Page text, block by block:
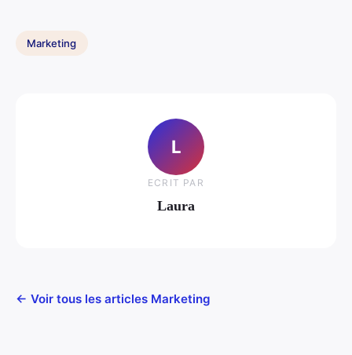
Marketing
L
ECRIT PAR
Laura
← Voir tous les articles Marketing